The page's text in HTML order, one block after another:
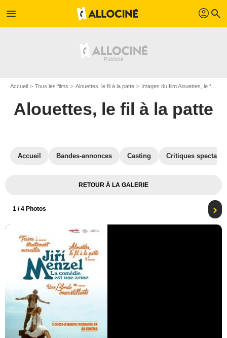
menu profil search
Accueil Tous les films Alouettes, le fil à la patte Images du film Alouettes, le fil à la patte
Alouettes, le fil à la patte
Accueil Bandes-annonces Casting Critiques
RETOUR À LA GALERIE
1 / 4 Photos